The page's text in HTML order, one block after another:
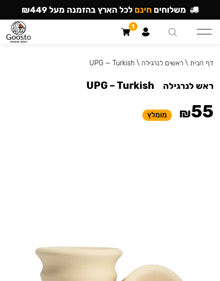
דף הבית \ראשים לנרגילה \
UPG — Turkish
ראש לנרגילה UPG – Turkish
₪55 מומלץ
משלוחים חינם לכל הארץ בהזמנה מעל ₪449
1